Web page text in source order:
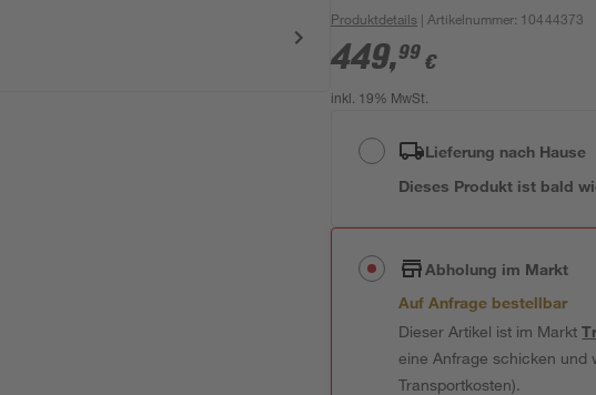
Produktdetails | Artikelnummer: 10444373
449,99 €
inkl. 19% MwSt.
Lieferung nach Hause
Dieses Produkt ist bald
Abholung im Markt
Auf Anfrage bestellbar
Dieser Artikel ist im Markt
eine Anfrage schicken und
Transportkosten).